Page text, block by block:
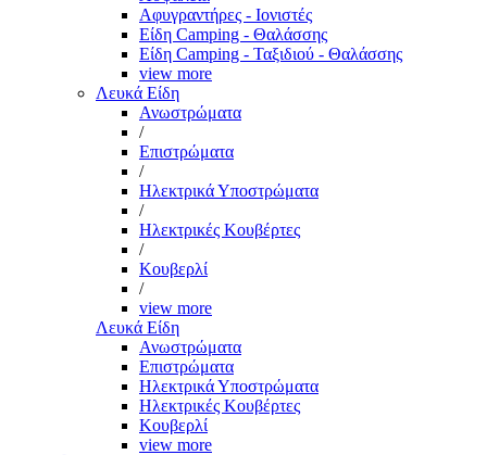
Αφυγραντήρες - Ιονιστές
Είδη Camping - Θαλάσσης
Είδη Camping - Ταξιδιού - Θαλάσσης
view more
Λευκά Είδη
Ανωστρώματα
/
Επιστρώματα
/
Ηλεκτρικά Υποστρώματα
/
Ηλεκτρικές Κουβέρτες
/
Κουβερλί
/
view more
Λευκά Είδη
Ανωστρώματα
Επιστρώματα
Ηλεκτρικά Υποστρώματα
Ηλεκτρικές Κουβέρτες
Κουβερλί
view more